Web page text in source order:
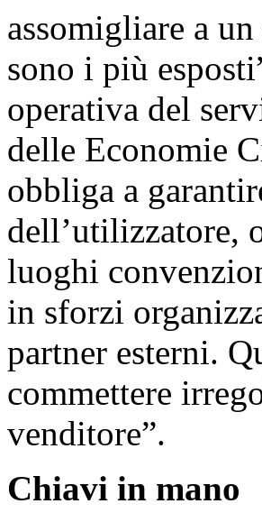
assomigliare a
sono i più
operativa del
delle Economie
obbliga a
dell’utilizzatore,
luoghi
in sforzi
partner esterni.
commettere
venditore”.
Chiavi in mano